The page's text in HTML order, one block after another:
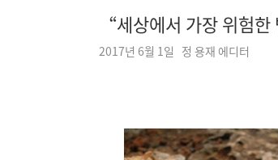
“세상에서 가장 위험
2017년 6월 1일 정 용재 에디터